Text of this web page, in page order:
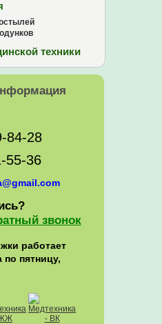
техники
84-28
55-36
звонок
работает
по пятницу,